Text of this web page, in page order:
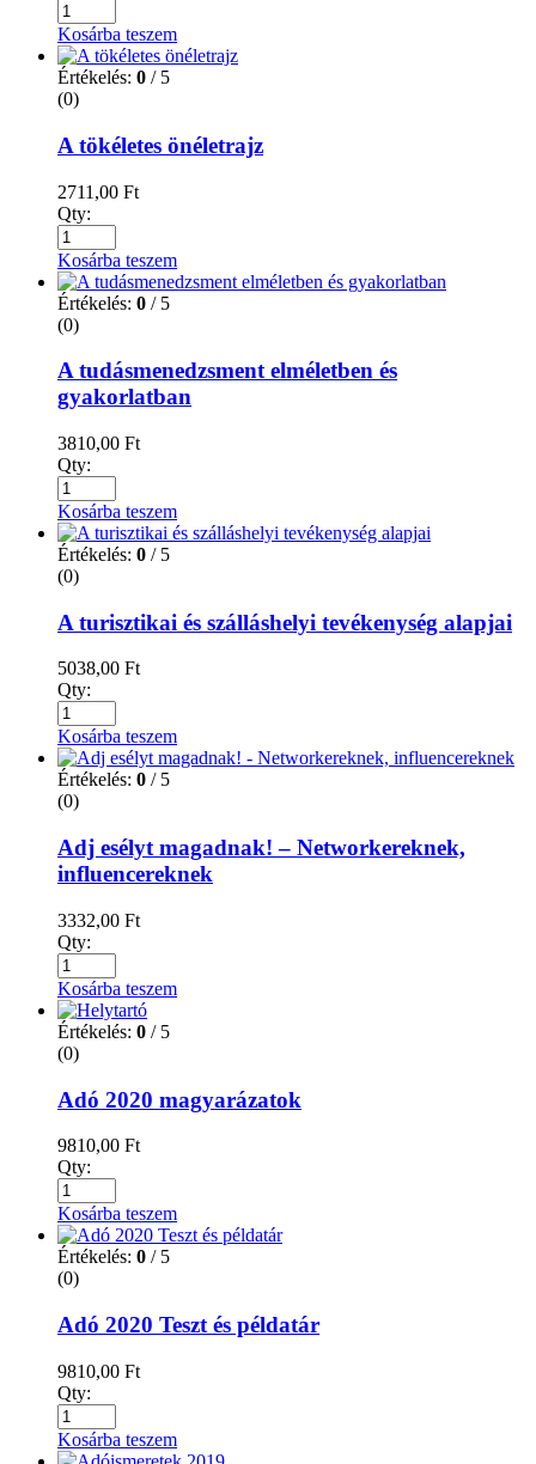
Kosárba teszem
Értékelés: 0 / 5
(0)
A tökéletes önéletrajz
2711,00 Ft
Qty:
Kosárba teszem
Értékelés: 0 / 5
(0)
A tudásmenedzsment elméletben és
gyakorlatban
3810,00 Ft
Qty:
Kosárba teszem
Értékelés: 0 / 5
(0)
A turisztikai és szálláshelyi tevékenység alapjai
5038,00 Ft
Qty:
Kosárba teszem
Értékelés: 0 / 5
(0)
Adj esélyt magadnak! – Networkereknek,
influencereknek
3332,00 Ft
Qty:
Kosárba teszem
Értékelés: 0 / 5
(0)
Adó 2020 magyarázatok
9810,00 Ft
Qty:
Kosárba teszem
Értékelés: 0 / 5
(0)
Adó 2020 Teszt és példatár
9810,00 Ft
Qty:
Kosárba teszem